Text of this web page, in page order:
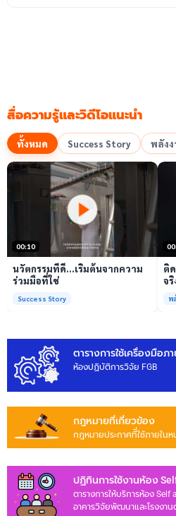
สื่อความรู้และวิดีโอแนะนำ
ทั้งหมด Success Story พลัง
เล่นวิดีโอ
00:10
นวัตกรรมที่ดี…เริ่มต้นจากความ
ร่วมมือที่ใช่
Success Story
ติ
จริ
พ
ตารางการใช้เครื่องมือภา
ห้องปฏิบัติการวิจัย FGB
กฎหมายที่เกี่ยวข้อง
กฎหมายประกาศทีี่ใช้ภายในห
ปฏิทินการใช้งานห้อง
ตารางการให้บริการห้อง Self
อาคารวิจัยพัฒนาและโรงงา